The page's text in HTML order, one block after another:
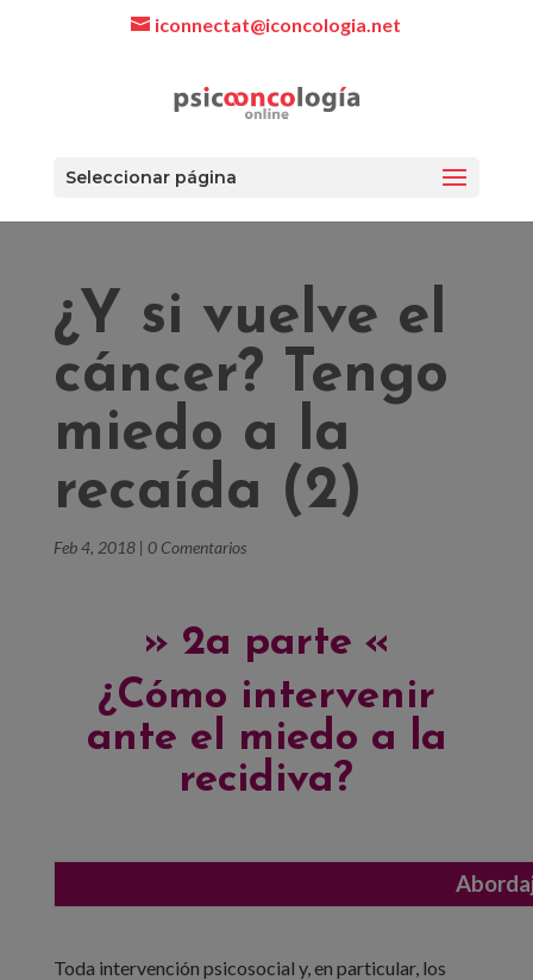
iconnectat@iconcologia.net
Seleccionar página
¿Y si vuelve el
cáncer? Tengo
miedo a la
recaída (2)
Feb 4, 2018| 0 Comentarios
» 2a parte «
¿Cómo intervenir
ante el miedo a la
recidiva?
Toda intervención psicosocial y, en particular, los